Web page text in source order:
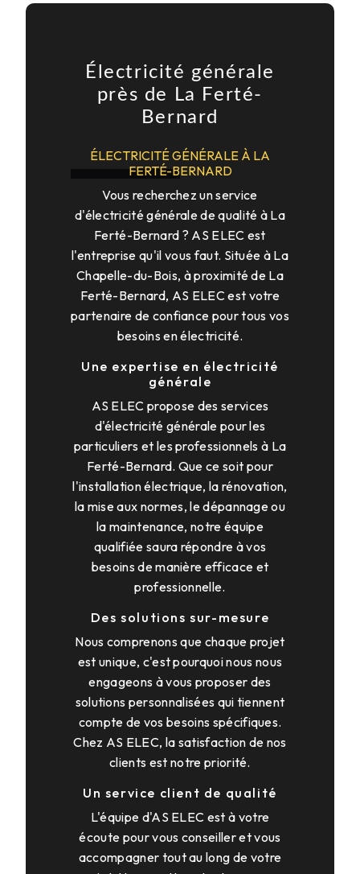
Électricité générale
près de La Ferté-
Bernard
ÉLECTRICITÉ GÉNÉRALE À LA
FERTÉ-BERNARD
Vous recherchez un service
d'électricité générale de qualité à La
Ferté-Bernard ? AS ELEC est
l'entreprise qu'il vous faut. Située à La
Chapelle-du-Bois, à proximité de La
Ferté-Bernard, AS ELEC est votre
partenaire de confiance pour tous vos
besoins en électricité.
Une expertise en électricité
générale
AS ELEC propose des services
d'électricité générale pour les
particuliers et les professionnels à La
Ferté-Bernard. Que ce soit pour
l'installation électrique, la rénovation,
la mise aux normes, le dépannage ou
la maintenance, notre équipe
qualifiée saura répondre à vos
besoins de manière efficace et
professionnelle.
Des solutions sur-mesure
Nous comprenons que chaque projet
est unique, c'est pourquoi nous nous
engageons à vous proposer des
solutions personnalisées qui tiennent
compte de vos besoins spécifiques.
Chez AS ELEC, la satisfaction de nos
clients est notre priorité.
Un service client de qualité
L'équipe d'AS ELEC est à votre
écoute pour vous conseiller et vous
accompagner tout au long de votre